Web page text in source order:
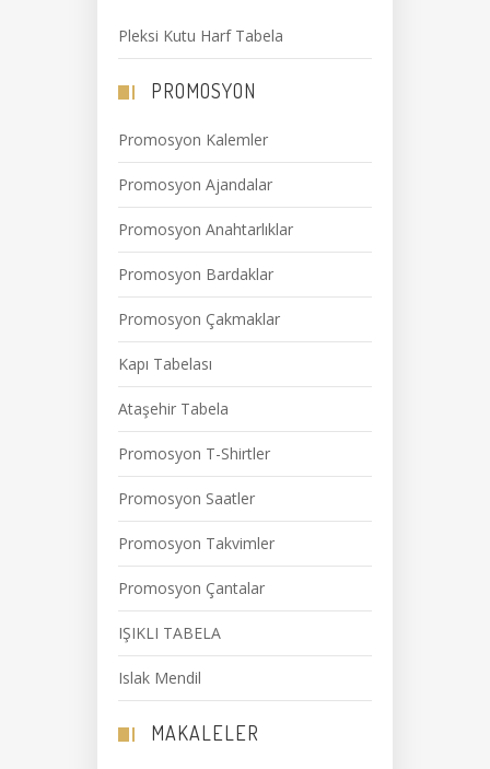
Pleksi Kutu Harf Tabela
PROMOSYON
Promosyon Kalemler
Promosyon Ajandalar
Promosyon Anahtarlıklar
Promosyon Bardaklar
Promosyon Çakmaklar
Kapı Tabelası
Ataşehir Tabela
Promosyon T-Shirtler
Promosyon Saatler
Promosyon Takvimler
Promosyon Çantalar
IŞIKLI TABELA
Islak Mendil
MAKALELER